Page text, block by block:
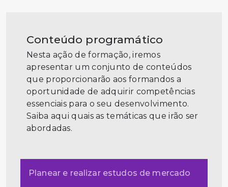
Conteúdo programático
Nesta ação de formação, iremos
apresentar um conjunto de conteúdos
que proporcionarão aos formandos a
oportunidade de adquirir competências
essenciais para o seu desenvolvimento.
Saiba aqui quais as temáticas que irão ser
abordadas.
Planear e realizar estudos de mercado